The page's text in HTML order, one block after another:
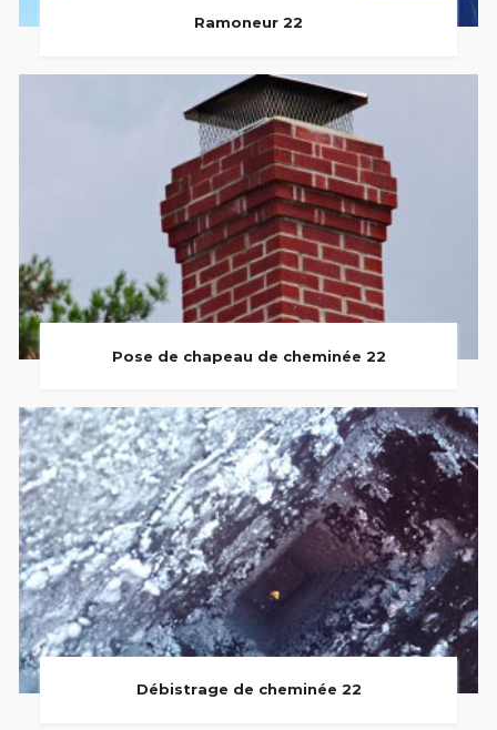
Ramoneur 22
Pose de chapeau de cheminée 22
Débistrage de cheminée 22